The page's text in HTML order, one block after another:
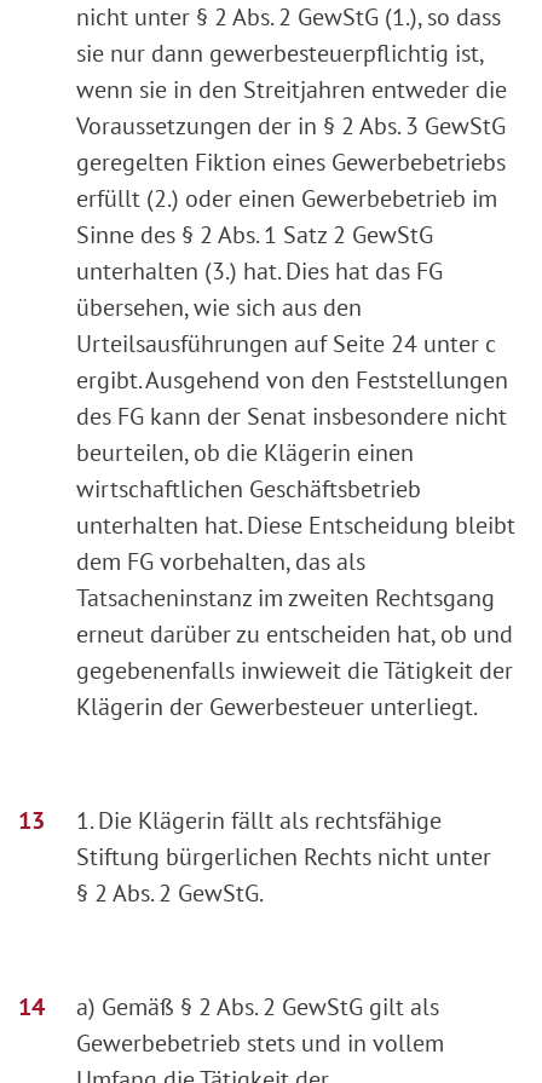
nicht unter § 2 Abs. 2 GewStG (1.), so dass
sie nur dann gewerbesteuerpflichtig ist,
wenn sie in den Streitjahren entweder die
Voraussetzungen der in § 2 Abs. 3 GewStG
geregelten Fiktion eines Gewerbebetriebs
erfüllt (2.) oder einen Gewerbebetrieb im
Sinne des § 2 Abs. 1 Satz 2 GewStG
unterhalten (3.) hat. Dies hat das FG
übersehen, wie sich aus den
Urteilsausführungen auf Seite 24 unter c
ergibt. Ausgehend von den Feststellungen
des FG kann der Senat insbesondere nicht
beurteilen, ob die Klägerin einen
wirtschaftlichen Geschäftsbetrieb
unterhalten hat. Diese Entscheidung bleibt
dem FG vorbehalten, das als
Tatsacheninstanz im zweiten Rechtsgang
erneut darüber zu entscheiden hat, ob und
gegebenenfalls inwieweit die Tätigkeit der
Klägerin der Gewerbesteuer unterliegt.
1. Die Klägerin fällt als rechtsfähige
Stiftung bürgerlichen Rechts nicht unter
§ 2 Abs. 2 GewStG.
a) Gemäß § 2 Abs. 2 GewStG gilt als
Gewerbebetrieb stets und in vollem